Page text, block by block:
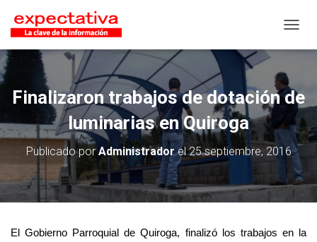
Finalizaron trabajos de dotación de
luminarias en Quiroga
Publicado porAdministradorel25 septiembre, 2016
El Gobierno Parroquial de Quiroga, finalizó los trabajos en la